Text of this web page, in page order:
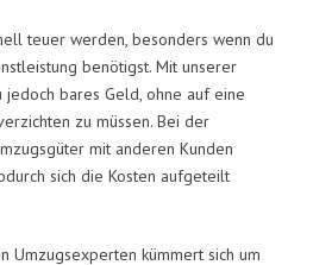
teuer werden, besonders wenn du
benötigst. Mit unserer
bares Geld, ohne auf eine
zu müssen. Bei der
mit anderen Kunden
sich die Kosten aufgeteilt
Umzugsexperten kümmert sich um